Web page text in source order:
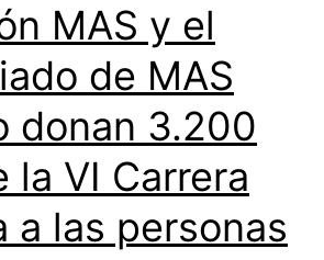
MAS y el
de MAS
donan 3.200
la VI Carrera
a las personas